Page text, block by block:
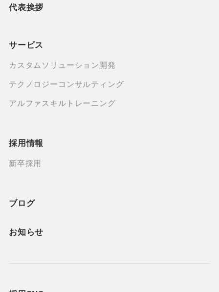
代表挨拶
サービス
カスタムソリューション開発
テクノロジーコンサルティング
アルファスキルトレーニング
採用情報
新卒採用
ブログ
お知らせ